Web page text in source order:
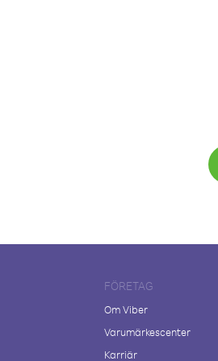
FÖRETAG
Om Viber
Varumärkescenter
Karriär